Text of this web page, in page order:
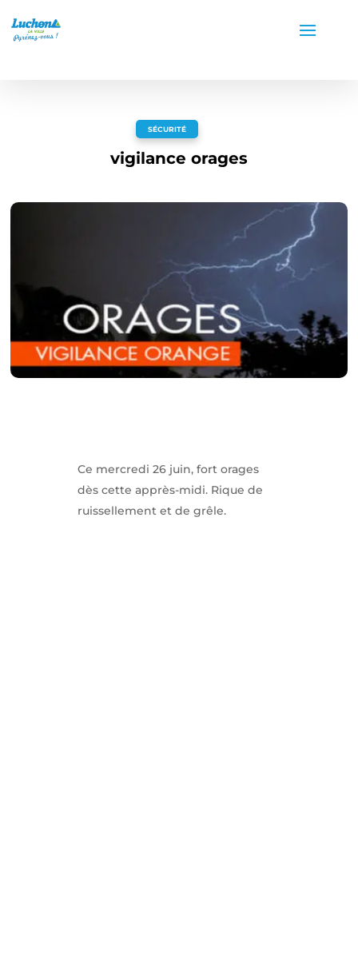
SÉCURITÉ
vigilance orages
Ce mercredi 26 juin, fort orages
dès cette apprès-midi. Rique de
ruissellement et de grêle.